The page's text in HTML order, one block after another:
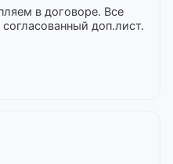
в договоре. Все
доп.лист.